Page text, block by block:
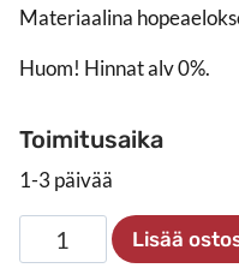
Materiaalina
Huom! Hinnat alv 0%.
Toimitusaika
1-3 päivää
Postikorttiteline
KK
Lisää